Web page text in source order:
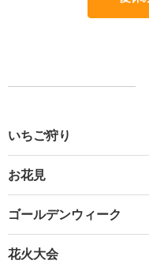
いちご狩り
お花見
ゴールデンウィーク
花火大会